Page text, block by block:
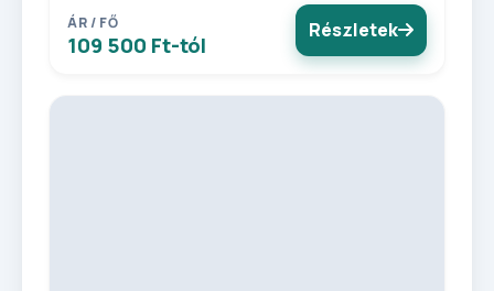
ÁR / FŐ
109 500 Ft-tól
Részletek